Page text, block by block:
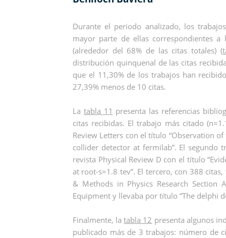
Durante el periodo analizado, los
mayor parte de ellas correspondientes
(alrededor del 68% de las citas totales) (
distribución quinquenal de las citas
que el 11,30% de los trabajos han
27,39% menos de 10 citas.
La tabla 11 presenta las referencias
citas recibidas. El trabajo más citado
Review Letters con el título “Observation
collider detector at fermilab”. El segundo
revista Physical Review D con el título
at root-s=1.8 tev”. El tercero, con 388
& Methods in Physics Research Section
Equipment y llevaba por título “The delphi
Finalmente, latabla 12 presenta algunos
publicado más de 3 trabajos: número de